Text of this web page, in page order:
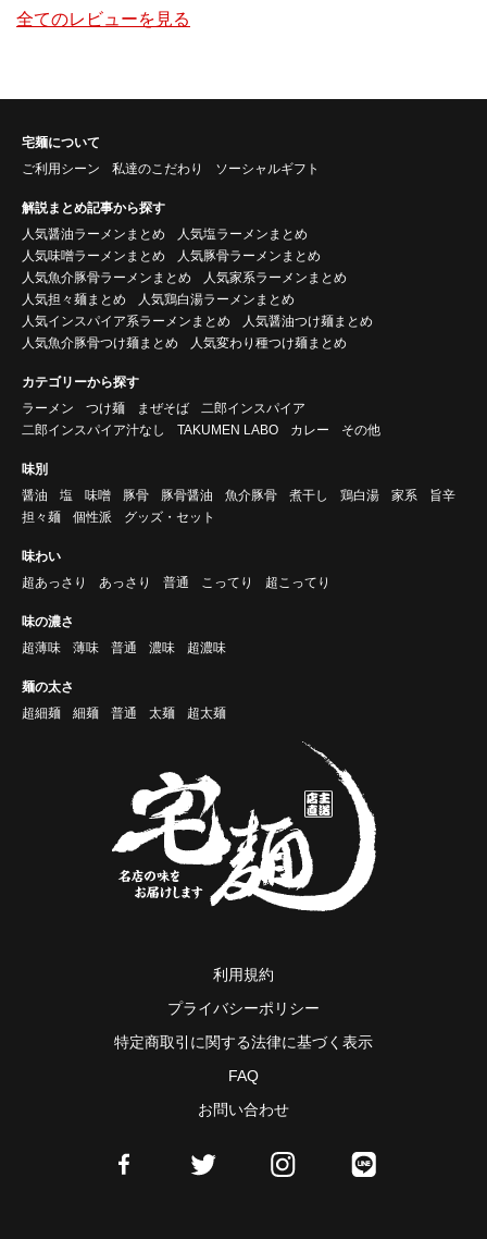
全てのレビューを見る
宅麺について
ご利用シーン
私達のこだわり ソーシャルギフト
解説まとめ記事から探す
人気醤油ラーメンまとめ
人気塩ラーメンまとめ
人気味噌ラーメンまとめ
人気豚骨ラーメンまとめ
人気魚介豚骨ラーメンまとめ
人気家系ラーメンまとめ
人気担々麺まとめ
人気鶏白湯ラーメンまとめ
人気インスパイア系ラーメンまとめ
人気醤油つけ麺まとめ
人気魚介豚骨つけ麺まとめ
人気変わり種つけ麺まとめ
カテゴリーから探す
ラーメン
つけ麺 まぜそば
二郎インスパイア
二郎インスパイア汁なし
TAKUMEN LABO カレー その他
味別
醤油
塩 味噌 豚骨 豚骨醤油 魚介豚骨 煮干し 鶏白湯 家系
旨辛
担々麺
個性派 グッズ・セット
味わい
超あっさり
あっさり 普通 こってり 超こってり
味の濃さ
超薄味
薄味 普通 濃味 超濃味
麺の太さ
超細麺
細麺 普通 太麺 超太麺
利用規約
プライバシーポリシー
特定商取引に関する法律に基づく表示
FAQ
お問い合わせ